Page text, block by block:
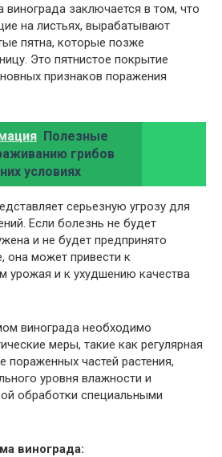
заключается в том, что
на листьях, вырабатывают
пятна, которые позже
Это пятнистое покрытие
признаков поражения
Полезные
грибов
условиях
серьезную угрозу для
Если болезнь не будет
и не будет предпринято
она может привести к
урожая и к ухудшению качества
винограда необходимо
меры, такие как регулярная
пораженных частей растения,
уровня влажности и
обработки специальными
винограда: